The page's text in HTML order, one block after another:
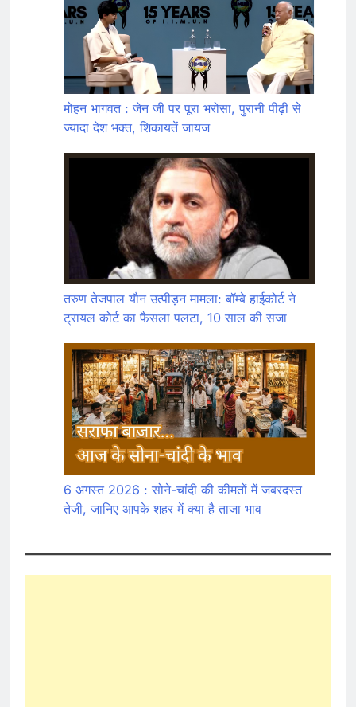
मोहन भागवत : जेन जी पर पूरा भरोसा, पुरानी पीढ़ी से
ज्यादा देश भक्त, शिकायतें जायज
तरुण तेजपाल यौन उत्पीड़न मामला: बॉम्बे हाईकोर्ट ने
ट्रायल कोर्ट का फैसला पलटा, 10 साल की सजा
6 अगस्त 2026 : सोने-चांदी की कीमतों में जबरदस्त
तेजी, जानिए आपके शहर में क्या है ताजा भाव